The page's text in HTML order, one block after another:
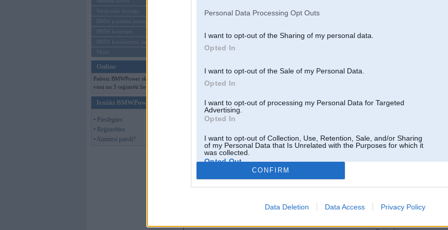
Personal Data Processing Opt Outs
I want to opt-out of the Sharing of my personal data.
Opted In
I want to opt-out of the Sale of my Personal Data.
Opted In
I want to opt-out of processing my Personal Data for Targeted
Advertising.
Opted In
I want to opt-out of Collection, Use, Retention, Sale, and/or Sharing
of my Personal Data that Is Unrelated with the Purposes for which it
was collected.
Opted Out
CONFIRM
Data Deletion Data Access Privacy Policy
Sērijveida tūnings
BMW pasaules jaunumi
BMW koncepti
BMW konkurentu jaunumi
Moto
Online
Pašreiz BMWPower skatās 124
viesi un 3 reģistrēti lietotāji.
Ienākt BMWPower
• Pieslēgties
• Reģistrēties
• Aizmirsi paroli?